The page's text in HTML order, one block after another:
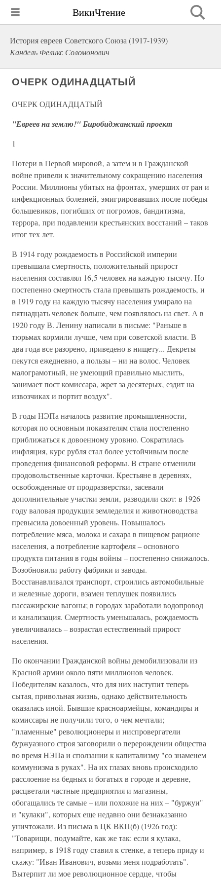
ВикиЧтение
История евреев Советского Союза (1917-1939)
Кандель Феликс Соломонович
ОЧЕРК ОДИНАДЦАТЫЙ
ОЧЕРК ОДИНАДЦАТЫЙ
"Евреев на землю!" Биробиджанский проект
1
Потери в Первой мировой‚ а затем и в Гражданской
войне привели к значительному сокращению населения
России. Миллионы убитых на фронтах‚ умерших от ран и
инфекционных болезней‚ эмигрировавших после победы
большевиков‚ погибших от погромов‚ бандитизма‚
террора‚ при подавлении крестьянских восстаний – таков
итог тех лет.
В 1914 году рождаемость в Российской империи
превышала смертность, положительный прирост
населения составлял 16‚5 человек на каждую тысячу. Но
постепенно смертность стала превышать рождаемость‚ и
в 1919 году на каждую тысячу населения умирало на
пятнадцать человек больше‚ чем появлялось на свет. А в
1920 году В. Ленину написали в письме: "Раньше в
тюрьмах кормили лучше‚ чем при советской власти. В
два года все разорено‚ приведено в нищету... Декреты
пекутся ежедневно‚ а пользы – ни на волос. Человек
малограмотный‚ не умеющий правильно мыслить‚
занимает пост комиссара‚ жрет за десятерых‚ ездит на
извозчиках и портит воздух".
В годы НЭПа началось развитие промышленности‚
которая по основным показателям стала постепенно
приближаться к довоенному уровню. Сократилась
инфляция‚ курс рубля стал более устойчивым после
проведения финансовой реформы. В стране отменили
продовольственные карточки. Крестьяне в деревнях‚
освобожденные от продразверстки‚ засевали
дополнительные участки земли‚ разводили скот: в 1926
году валовая продукция земледелия и животноводства
превысила довоенный уровень. Повышалось
потребление мяса‚ молока и сахара в пищевом рационе
населения‚ а потребление картофеля – основного
продукта питания в годы войны – постепенно снижалось.
Возобновили работу фабрики и заводы.
Восстанавливался транспорт‚ строились автомобильные
и железные дороги‚ взамен теплушек появились
пассажирские вагоны; в городах заработали водопровод
и канализация. Смертность уменьшалась‚ рождаемость
увеличивалась – возрастал естественный прирост
населения.
По окончании Гражданской войны демобилизовали из
Красной армии около пяти миллионов человек.
Победителям казалось‚ что для них наступит теперь
сытая, привольная жизнь‚ однако действительность
оказалась иной. Бывшие красноармейцы‚ командиры и
комиссары не получили того‚ о чем мечтали;
"пламенные" революционеры и ниспровергатели
буржуазного строя заговорили о перерождении общества
во время НЭПа и сползании к капитализму "со знаменем
коммунизма в руках". На их глазах вновь происходило
расслоение на бедных и богатых в городе и деревне‚
расцветали частные предприятия и магазины‚
обогащались те самые – или похожие на них – "буржуи"
и "кулаки"‚ которых еще недавно они безнаказанно
уничтожали. Из письма в ЦК ВКП(б) (1926 год):
"Товарищи‚ подумайте‚ как же так: если я кулака‚
например‚ в 1918 году ставил к стенке‚ а теперь приду и
скажу: "Иван Иванович‚ возьми меня подработать".
Вытерпит ли мое революционное сердце‚ чтобы